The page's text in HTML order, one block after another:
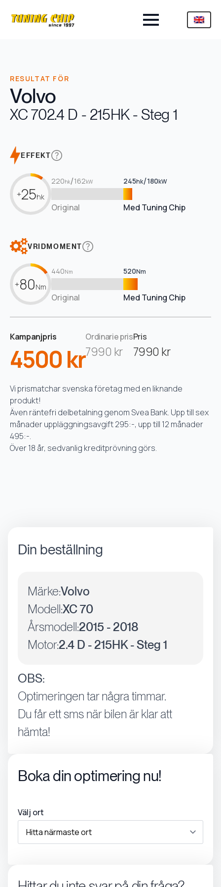
RESULTAT FÖR
Volvo
XC 702.4 D - 215HK - Steg 1
EFFEKT
+25hk
220hk/162kW 245hk/180kW
Original Med Tuning Chip
VRIDMOMENT
+80Nm
440Nm 520Nm
Original Med Tuning Chip
Kampanjpris
4500 kr
Ordinarie pris
7990 kr
Pris
7990 kr
Vi prismatchar svenska företag med en liknande
produkt!
Även räntefri delbetalning genom Svea Bank. Upp till sex
månader uppläggningsavgift 295:-, upp till 12 månader
495:-.
Över 18 år, sedvanlig kreditprövning görs.
Din beställning
Märke:Volvo
Modell:XC 70
Årsmodell:2015 - 2018
Motor:2.4 D - 215HK - Steg 1
OBS:
Optimeringen tar några timmar.
Du får ett sms när bilen är klar att
hämta!
Boka din optimering nu!
Välj ort